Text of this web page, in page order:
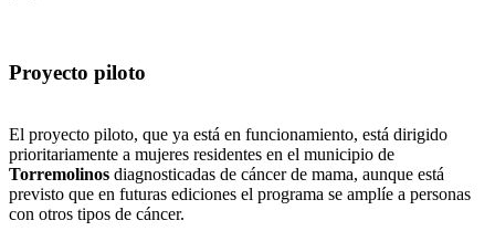
Proyecto piloto
El proyecto piloto, que ya está en funcionamiento, está dirigido
prioritariamente a mujeres residentes en el municipio de
Torremolinos diagnosticadas de cáncer de mama, aunque está
previsto que en futuras ediciones el programa se amplíe a personas
con otros tipos de cáncer.